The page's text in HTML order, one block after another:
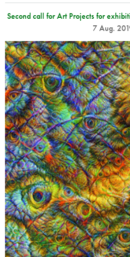
Second call for Art Projects for
7 Aug.